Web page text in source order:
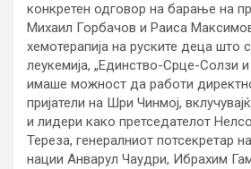
конкретен одговор на барање на
Михаил Горбачoв и Раиса
хемотерапија на руските деца што
леукемија, „Единство-Срце-Солзи
имаше можност да работи
пријатели на Шри Чинмој,
и лидери како претседателот
Тереза, генералниот потсекретар
нации Анварул Чаудри, Ибрахим